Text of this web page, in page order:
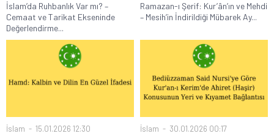
İslam’da Ruhbanlık Var mı? –
Cemaat ve Tarikat Ekseninde
Değerlendirme...
Ramazan-ı Şerif: Kur’ân’ın ve Mehdi
– Mesih’in İndirildiği Mübarek Ay...
İslam 15.01.2026 12:30 İslam 30.01.2026 00:17